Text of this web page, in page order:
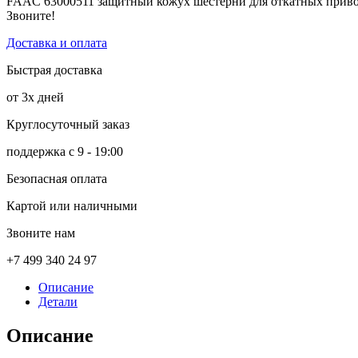
Звоните!
Доставка и оплата
Быстрая доставка
от 3х дней
Круглосуточный заказ
поддержка с 9 - 19:00
Безопасная оплата
Картой или наличными
Звоните нам
+7 499 340 24 97
Описание
Детали
Описание